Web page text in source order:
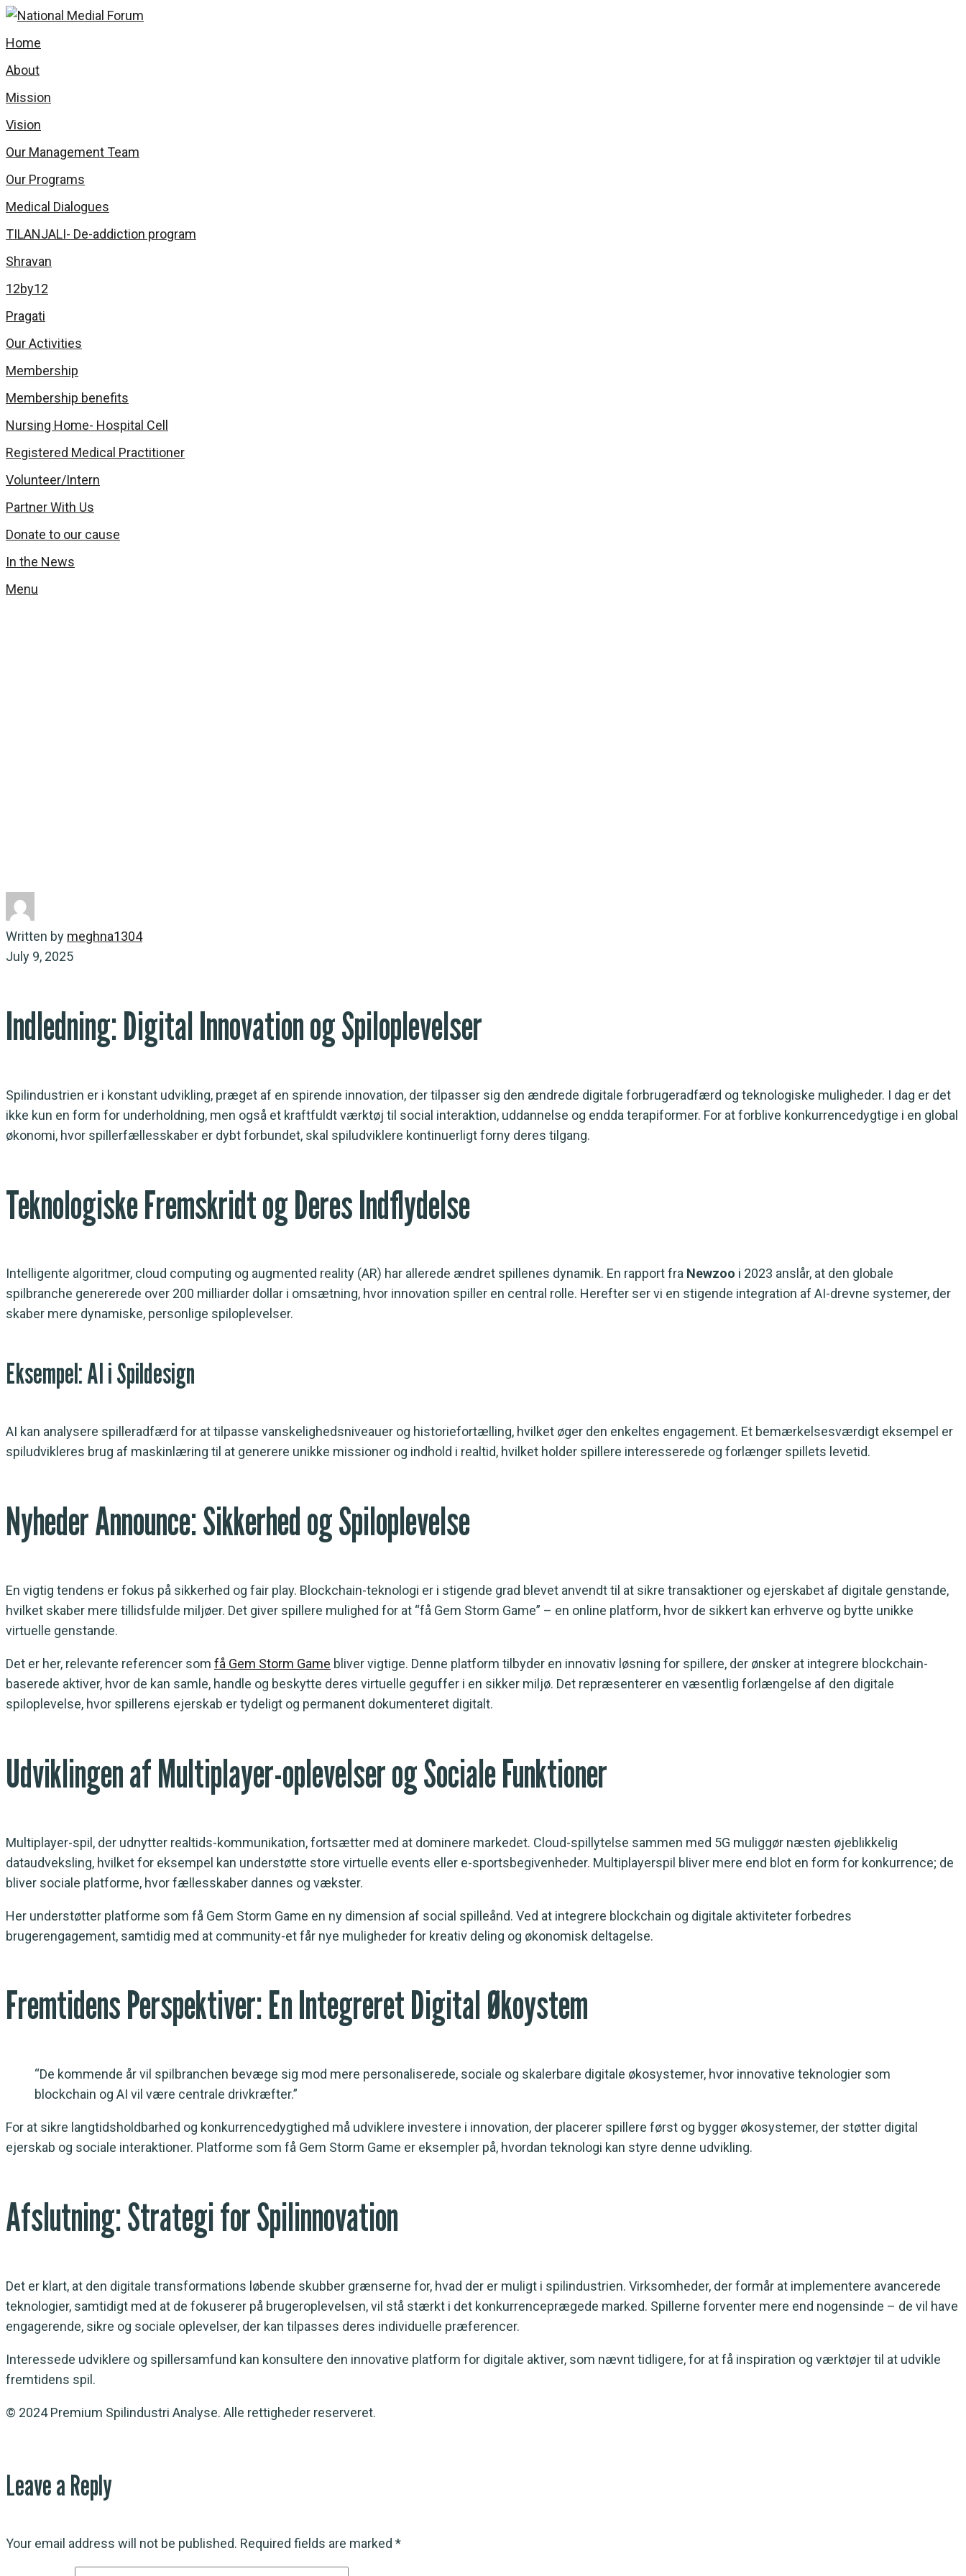
Skip
to
Home
About
Mission
Vision
Our Management Team
Our Programs
Medical Dialogues
TILANJALI- De-addiction program
Shravan
12by12
Pragati
Our Activities
Membership
Membership benefits
Nursing Home- Hospital Cell
Registered Medical Practitioner
Volunteer/Intern
Partner With Us
Donate to our cause
In the News
Menu
Written by meghna1304
July 9, 2025
Indledning: Digital Innovation og Spiloplevelser
Spilindustrien er i konstant udvikling, præget af en spirende innovation, der tilpasser sig den ændrede digitale forbrugeradfærd og teknologiske muligheder. I dag er det
ikke kun en form for underholdning, men også et kraftfuldt værktøj til social interaktion, uddannelse og endda terapiformer. For at forblive konkurrencedygtige i en global
økonomi, hvor spillerfællesskaber er dybt forbundet, skal spiludviklere kontinuerligt forny deres tilgang.
Teknologiske Fremskridt og Deres Indflydelse
Intelligente algoritmer, cloud computing og augmented reality (AR) har allerede ændret spillenes dynamik. En rapport fra Newzoo i 2023 anslår, at den globale
spilbranche genererede over 200 milliarder dollar i omsætning, hvor innovation spiller en central rolle. Herefter ser vi en stigende integration af AI-drevne systemer, der
skaber mere dynamiske, personlige spiloplevelser.
Eksempel: AI i Spildesign
AI kan analysere spilleradfærd for at tilpasse vanskelighedsniveauer og historiefortælling, hvilket øger den enkeltes engagement. Et bemærkelsesværdigt eksempel er
spiludvikleres brug af maskinlæring til at generere unikke missioner og indhold i realtid, hvilket holder spillere interesserede og forlænger spillets levetid.
Nyheder Announce: Sikkerhed og Spiloplevelse
En vigtig tendens er fokus på sikkerhed og fair play. Blockchain-teknologi er i stigende grad blevet anvendt til at sikre transaktioner og ejerskabet af digitale genstande,
hvilket skaber mere tillidsfulde miljøer. Det giver spillere mulighed for at “få Gem Storm Game” – en online platform, hvor de sikkert kan erhverve og bytte unikke
virtuelle genstande.
Det er her, relevante referencer som få Gem Storm Game bliver vigtige. Denne platform tilbyder en innovativ løsning for spillere, der ønsker at integrere blockchain-
baserede aktiver, hvor de kan samle, handle og beskytte deres virtuelle geguffer i en sikker miljø. Det repræsenterer en væsentlig forlængelse af den digitale
spiloplevelse, hvor spillerens ejerskab er tydeligt og permanent dokumenteret digitalt.
Udviklingen af Multiplayer-oplevelser og Sociale Funktioner
Multiplayer-spil, der udnytter realtids-kommunikation, fortsætter med at dominere markedet. Cloud-spillytelse sammen med 5G muliggør næsten øjeblikkelig
dataudveksling, hvilket for eksempel kan understøtte store virtuelle events eller e-sportsbegivenheder. Multiplayerspil bliver mere end blot en form for konkurrence; de
bliver sociale platforme, hvor fællesskaber dannes og vækster.
Her understøtter platforme som få Gem Storm Game en ny dimension af social spilleånd. Ved at integrere blockchain og digitale aktiviteter forbedres
brugerengagement, samtidig med at community-et får nye muligheder for kreativ deling og økonomisk deltagelse.
Fremtidens Perspektiver: En Integreret Digital Økoystem
“De kommende år vil spilbranchen bevæge sig mod mere personaliserede, sociale og skalerbare digitale økosystemer, hvor innovative teknologier som
blockchain og AI vil være centrale drivkræfter.”
For at sikre langtidsholdbarhed og konkurrencedygtighed må udviklere investere i innovation, der placerer spillere først og bygger økosystemer, der støtter digital
ejerskab og sociale interaktioner. Platforme som få Gem Storm Game er eksempler på, hvordan teknologi kan styre denne udvikling.
Afslutning: Strategi for Spilinnovation
Det er klart, at den digitale transformations løbende skubber grænserne for, hvad der er muligt i spilindustrien. Virksomheder, der formår at implementere avancerede
teknologier, samtidigt med at de fokuserer på brugeroplevelsen, vil stå stærkt i det konkurrenceprægede marked. Spillerne forventer mere end nogensinde – de vil have
engagerende, sikre og sociale oplevelser, der kan tilpasses deres individuelle præferencer.
Interessede udviklere og spillersamfund kan konsultere den innovative platform for digitale aktiver, som nævnt tidligere, for at få inspiration og værktøjer til at udvikle
fremtidens spil.
© 2024 Premium Spilindustri Analyse. Alle rettigheder reserveret.
Leave a Reply
Your email address will not be published. Required fields are marked *